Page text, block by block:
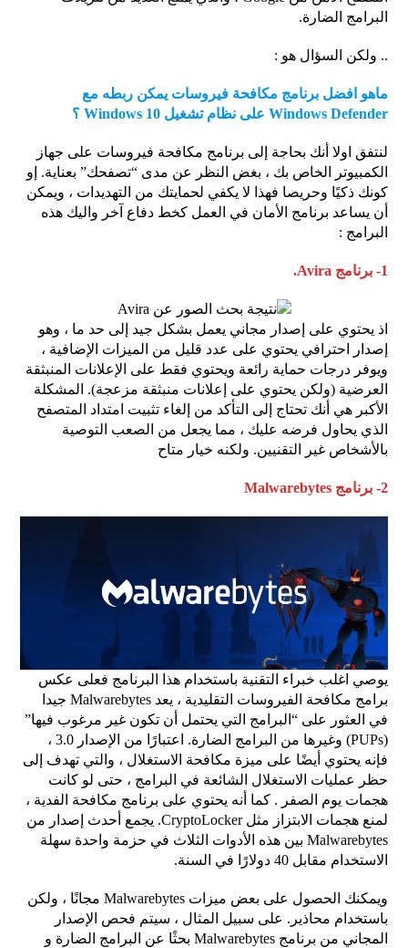
البرامج الضارة.
.. ولكن السؤال هو :
ماهو افضل برنامج مكافحة فيروسات يمكن ربطه مع
Windows Defender على نظام تشغيل Windows 10 ؟
لنتفق اولا أنك بحاجة إلى برنامج مكافحة فيروسات على جهاز
الكمبيوتر الخاص بك ، بغض النظر عن مدى “تصفحك” بعناية. إو
كونك ذكيًا وحريصا فهذا لا يكفي لحمايتك من التهديدات ، ويمكن
أن يساعد برنامج الأمان في العمل كخط دفاع آخر واليك هذه
البرامج :
اذ يحتوي على إصدار مجاني يعمل بشكل جيد إلى حد ما ، وهو
إصدار احترافي يحتوي على عدد قليل من الميزات الإضافية ،
ويوفر درجات حماية رائعة ويحتوي فقط على الإعلانات المنبثقة
العرضية (ولكن يحتوي على إعلانات منبثقة مزعجة). المشكلة
الأكبر هي أنك تحتاج إلى التأكد من إلغاء تثبيت امتداد المتصفح
الذي يحاول فرضه عليك ، مما يجعل من الصعب التوصية
بالأشخاص غير التقنيين. ولكنه خيار متاح
يوصي اغلب خبراء التقنية باستخدام هذا البرنامج فعلى عكس
برامج مكافحة الفيروسات التقليدية ، يعد Malwarebytes جيدا
في العثور على “البرامج التي يحتمل أن تكون غير مرغوب فيها”
(PUPs) وغيرها من البرامج الضارة. اعتبارًا من الإصدار 3.0 ،
فإنه يحتوي أيضًا على ميزة مكافحة الاستغلال ، والتي تهدف إلى
حظر عمليات الاستغلال الشائعة في البرامج ، حتى لو كانت
هجمات يوم الصفر . كما أنه يحتوي على برنامج مكافحة الفدية ،
لمنع هجمات الابتزاز مثل CryptoLocker. يجمع أحدث إصدار من
Malwarebytes بين هذه الأدوات الثلاث في حزمة واحدة سهلة
الاستخدام مقابل 40 دولارًا في السنة.
ويمكنك الحصول على بعض ميزات Malwarebytes مجانًا ، ولكن
باستخدام محاذير. على سبيل المثال ، سيتم فحص الإصدار
المجاني من برنامج Malwarebytes بحثًا عن البرامج الضارة و